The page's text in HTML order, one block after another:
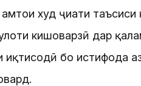
худ ҷиҳати
кишоварзӣ дар
иқтисодӣ бо истифода